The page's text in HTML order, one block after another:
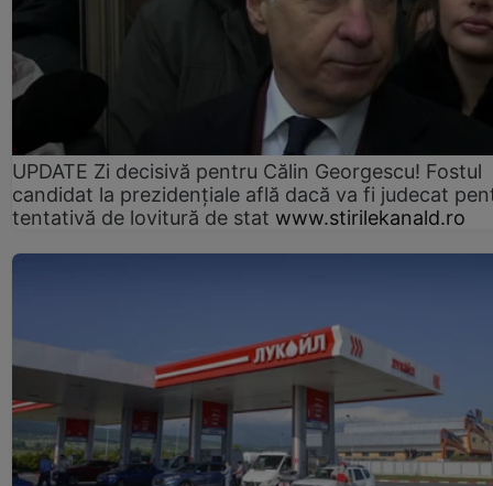
UPDATE Zi decisivă pentru Călin Georgescu! Fostul
candidat la prezidențiale află dacă va fi judecat
tentativă de lovitură de stat www.stirilekanald.ro